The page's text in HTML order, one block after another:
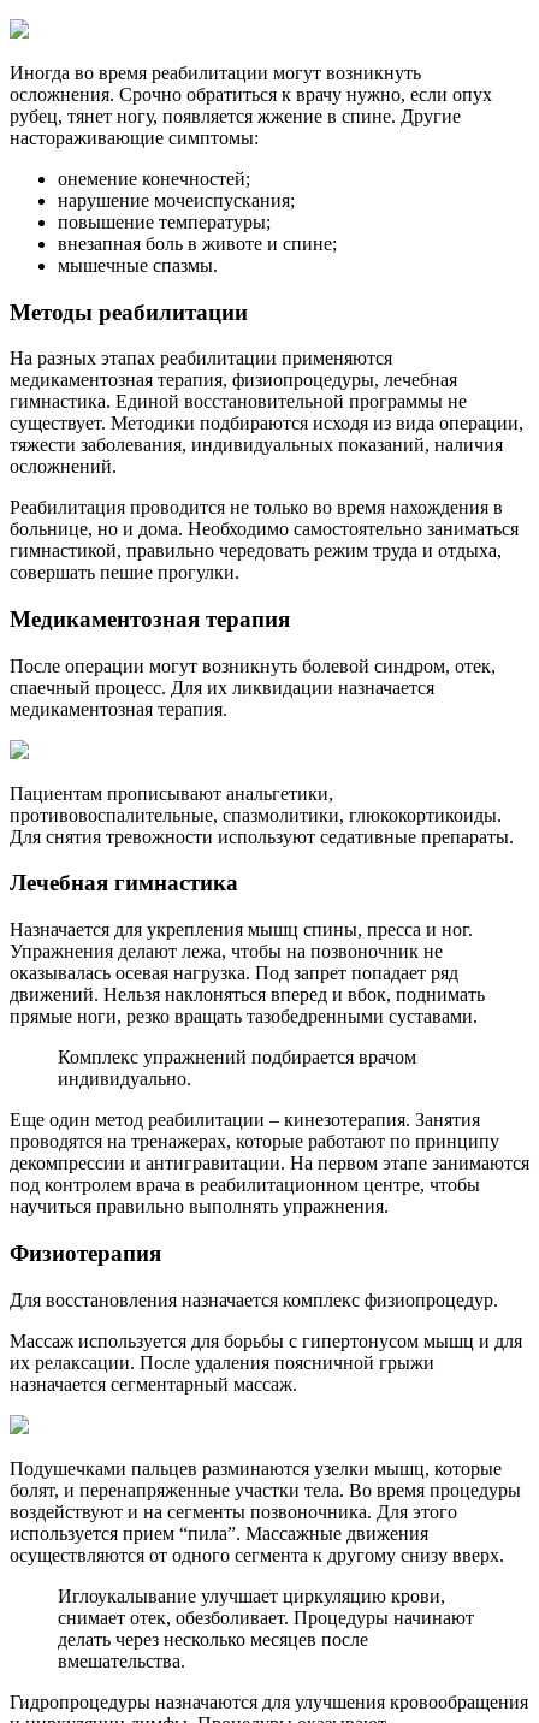
Иногда во время реабилитации могут возникнуть
осложнения. Срочно обратиться к врачу нужно, если опух
рубец, тянет ногу, появляется жжение в спине. Другие
настораживающие симптомы:
онемение конечностей;
нарушение мочеиспускания;
повышение температуры;
внезапная боль в животе и спине;
мышечные спазмы.
Методы реабилитации
На разных этапах реабилитации применяются
медикаментозная терапия, физиопроцедуры, лечебная
гимнастика. Единой восстановительной программы не
существует. Методики подбираются исходя из вида операции,
тяжести заболевания, индивидуальных показаний, наличия
осложнений.
Реабилитация проводится не только во время нахождения в
больнице, но и дома. Необходимо самостоятельно заниматься
гимнастикой, правильно чередовать режим труда и отдыха,
совершать пешие прогулки.
Медикаментозная терапия
После операции могут возникнуть болевой синдром, отек,
спаечный процесс. Для их ликвидации назначается
медикаментозная терапия.
Пациентам прописывают анальгетики,
противовоспалительные, спазмолитики, глюкокортикоиды.
Для снятия тревожности используют седативные препараты.
Лечебная гимнастика
Назначается для укрепления мышц спины, пресса и ног.
Упражнения делают лежа, чтобы на позвоночник не
оказывалась осевая нагрузка. Под запрет попадает ряд
движений. Нельзя наклоняться вперед и вбок, поднимать
прямые ноги, резко вращать тазобедренными суставами.
Комплекс упражнений подбирается врачом
индивидуально.
Еще один метод реабилитации – кинезотерапия. Занятия
проводятся на тренажерах, которые работают по принципу
декомпрессии и антигравитации. На первом этапе занимаются
под контролем врача в реабилитационном центре, чтобы
научиться правильно выполнять упражнения.
Физиотерапия
Для восстановления назначается комплекс физиопроцедур.
Массаж используется для борьбы с гипертонусом мышц и для
их релаксации. После удаления поясничной грыжи
назначается сегментарный массаж.
Подушечками пальцев разминаются узелки мышц, которые
болят, и перенапряженные участки тела. Во время процедуры
воздействуют и на сегменты позвоночника. Для этого
используется прием “пила”. Массажные движения
осуществляются от одного сегмента к другому снизу вверх.
Иглоукалывание улучшает циркуляцию крови,
снимает отек, обезболивает. Процедуры начинают
делать через несколько месяцев после
вмешательства.
Гидропроцедуры назначаются для улучшения кровообращения